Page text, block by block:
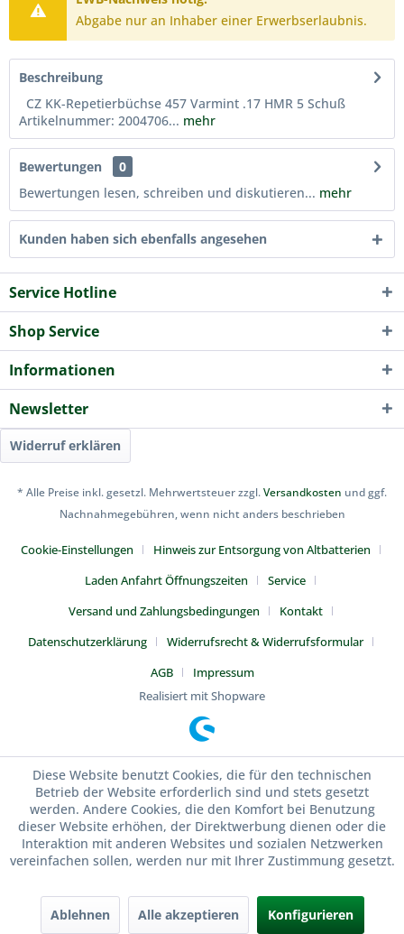
Abgabe nur an Inhaber einer Erwerbserlaubnis.
Beschreibung
CZ KK-Repetierbüchse 457 Varmint .17 HMR 5 Schuß
Artikelnummer: 2004706... mehr
Bewertungen
0
Bewertungen lesen, schreiben und diskutieren... mehr
Kunden haben sich ebenfalls angesehen
Service Hotline
Shop Service
Informationen
Newsletter
Widerruf erklären
* Alle Preise inkl. gesetzl. Mehrwertsteuer zzgl.Versandkosten und ggf.
Nachnahmegebühren, wenn nicht anders beschrieben
Cookie-Einstellungen
Hinweis zur Entsorgung von Altbatterien
Laden Anfahrt Öffnungszeiten
Service
Versand und Zahlungsbedingungen
Kontakt
Datenschutzerklärung
Widerrufsrecht & Widerrufsformular
AGB
Impressum
Realisiert mit Shopware
Diese Website benutzt Cookies, die für den technischen
Betrieb der Website erforderlich sind und stets gesetzt
werden. Andere Cookies, die den Komfort bei Benutzung
dieser Website erhöhen, der Direktwerbung dienen oder die
Interaktion mit anderen Websites und sozialen Netzwerken
vereinfachen sollen, werden nur mit Ihrer Zustimmung gesetzt.
Ablehnen Alle akzeptieren Konfigurieren